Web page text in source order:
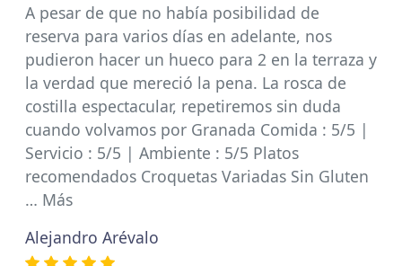
A pesar de que no había posibilidad de
reserva para varios días en adelante, nos
pudieron hacer un hueco para 2 en la terraza y
la verdad que mereció la pena. La rosca de
costilla espectacular, repetiremos sin duda
cuando volvamos por Granada Comida : 5/5 |
Servicio : 5/5 | Ambiente : 5/5 Platos
recomendados Croquetas Variadas Sin Gluten
… Más
Alejandro Arévalo